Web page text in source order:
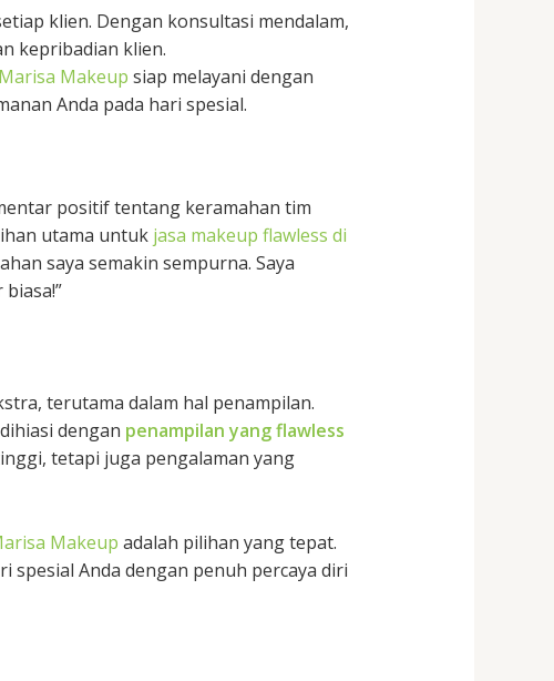
klien. Dengan konsultasi mendalam,
kepribadian klien.
Marisa Makeup siap melayani dengan
Anda pada hari spesial.
positif tentang keramahan tim
utama untuk jasa makeup flawless di
saya semakin sempurna. Saya
terutama dalam hal penampilan.
dengan penampilan yang flawless
tetapi juga pengalaman yang
Makeup adalah pilihan yang tepat.
spesial Anda dengan penuh percaya diri